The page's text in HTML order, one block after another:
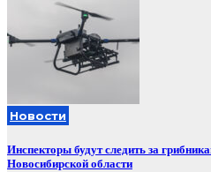
Новости
Инспекторы будут следить за
Новосибирской области